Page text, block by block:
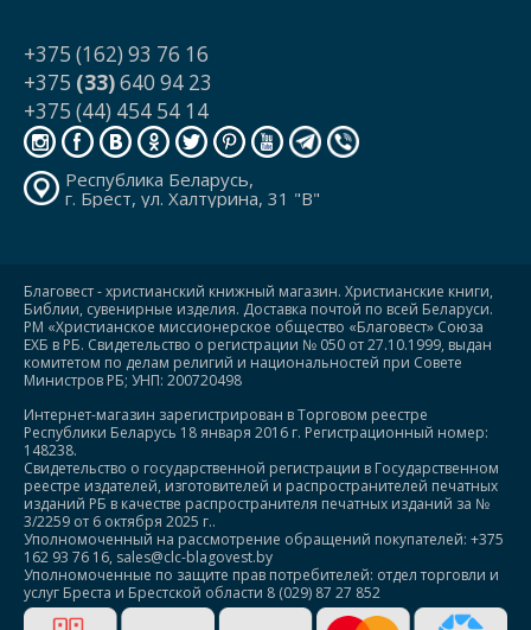
+375 (162) 93 76 16
+375 (33)640 94 23
+375 (44) 454 54 14
Республика Беларусь,
г. Брест, ул. Халтурина, 31 "В"
Благовест - христианский книжный магазин. Христианские книги,
Библии, сувенирные изделия. Доставка почтой по всей Беларуси.
РМ «Христианское миссионерское общество «Благовест» Союза
ЕХБ в РБ. Свидетельство о регистрации № 050 от 27.10.1999, выдан
комитетом по делам религий и национальностей при Совете
Министров РБ; УНП: 200720498
Интернет-магазин зарегистрирован в Торговом реестре
Республики Беларусь 18 января 2016 г. Регистрационный номер:
148238.
Свидетельство о государственной регистрации в Государственном
реестре издателей, изготовителей и распространителей печатных
изданий РБ в качестве распространителя печатных изданий за №
3/2259 от 6 октября 2025 г..
Уполномоченный на рассмотрение обращений покупателей: +375
162 93 76 16, sales@clc-blagovest.by
Уполномоченные по защите прав потребителей: отдел торговли и
услуг Бреста и Брестской области 8 (029) 87 27 852